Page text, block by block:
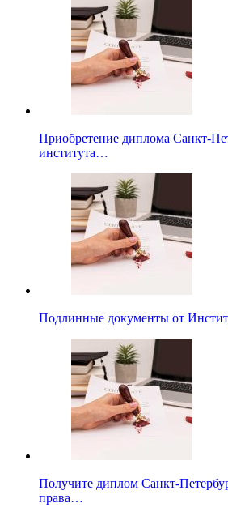
Приобретение диплома Санкт-
института…
Подлинные документы от
Получите диплом Санкт-
права…